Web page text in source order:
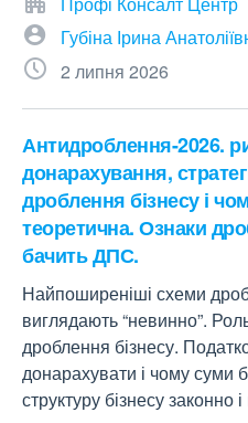
Губіна Ірина
2 липня 2026
Антидроблення-2026.
донарахування,
дроблення бізнесу і
теоретична. Ознаки
бачить ДПС.
Найпоширеніші схеми
виглядають “невинно”.
дроблення бізнесу.
донарахувати і чому суми
структуру бізнесу законно